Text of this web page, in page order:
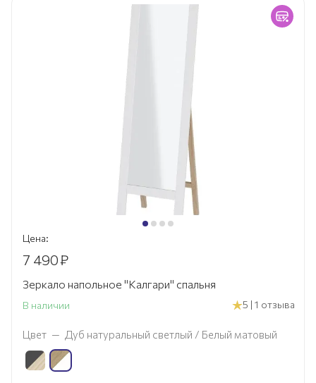
Цена:
7 490₽
Зеркало напольное "Калгари" спальня
В наличии 5 | 1 отзыва
Цвет — Дуб натуральный светлый / Белый матовый